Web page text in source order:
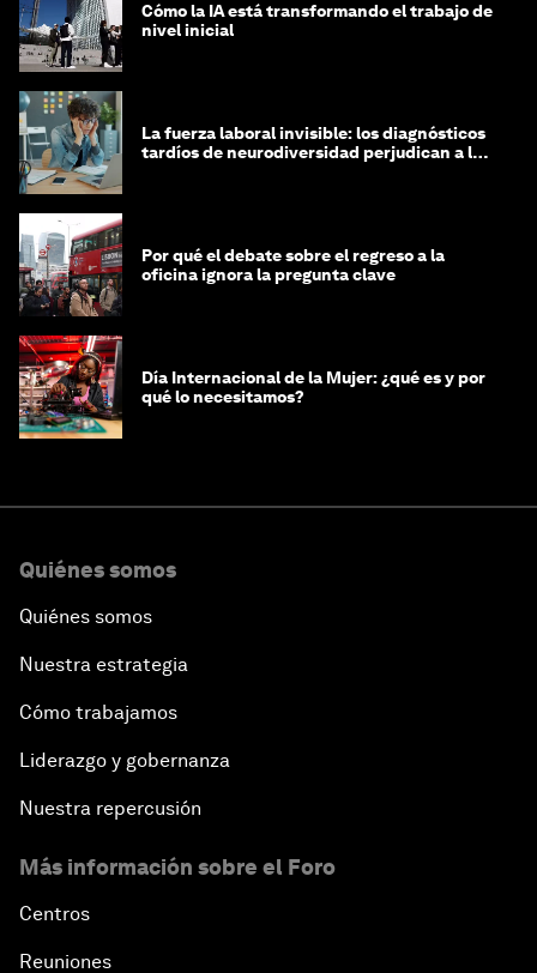
Cómo la IA está transformando el trabajo de
nivel inicial
La fuerza laboral invisible: los diagnósticos
tardíos de neurodiversidad perjudican a las
Por qué el debate sobre el regreso a la
oficina ignora la pregunta clave
Día Internacional de la Mujer: ¿qué es y por
qué lo necesitamos?
Quiénes somos
Quiénes somos
Nuestra estrategia
Cómo trabajamos
Liderazgo y gobernanza
Nuestra repercusión
Más información sobre el Foro
Centros
Reuniones